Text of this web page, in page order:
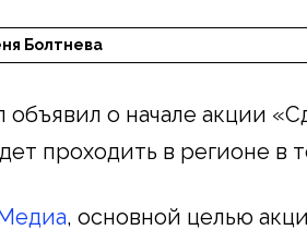
Болтнева
о начале акции
проходить в регионе в
, основной целью